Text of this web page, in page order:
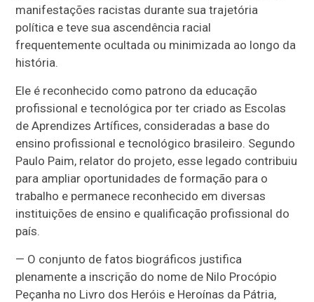
manifestações racistas durante sua trajetória
política e teve sua ascendência racial
frequentemente ocultada ou minimizada ao longo da
história.
Ele é reconhecido como patrono da educação
profissional e tecnológica por ter criado as Escolas
de Aprendizes Artífices, consideradas a base do
ensino profissional e tecnológico brasileiro. Segundo
Paulo Paim, relator do projeto, esse legado contribuiu
para ampliar oportunidades de formação para o
trabalho e permanece reconhecido em diversas
instituições de ensino e qualificação profissional do
país.
— O conjunto de fatos biográficos justifica
plenamente a inscrição do nome de Nilo Procópio
Peçanha no Livro dos Heróis e Heroínas da Pátria,